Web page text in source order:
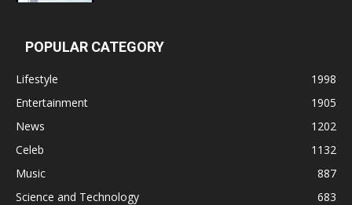
POPULAR CATEGORY
Lifestyle
1998
Entertainment
1905
News
1202
Celeb
1132
Music
887
Science and Technology
683